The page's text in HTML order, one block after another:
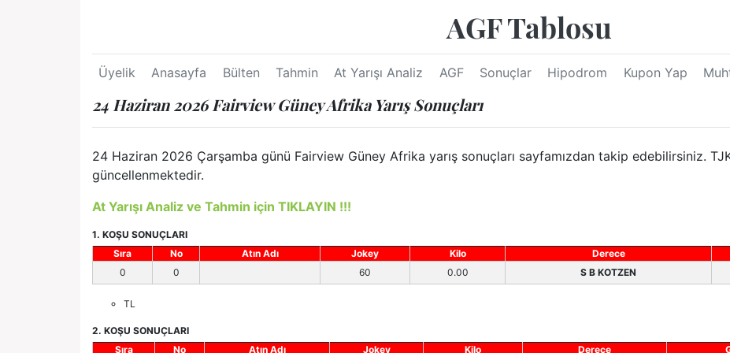
AGF Tablosu
Üyelik Anasayfa Bülten Tahmin At Yarışı Analiz AGF Sonuçlar Hipodrom Kupon Yap
24 Haziran 2026 Fairview Güney Afrika Yarış Sonuçları
24 Haziran 2026 Çarşamba günü Fairview Güney Afrika yarış sonuçları sayfamızdan takip edebilirsiniz.
güncellenmektedir.
At Yarışı Analiz ve Tahmin için TIKLAYIN !!!
1. KOŞU SONUÇLARI
Sıra
No Atın Adı Jokey Kilo Derece
0
0 60 0.00 S B KOTZEN
TL
2. KOŞU SONUÇLARI
Sıra
No Atın Adı Jokey Kilo Derece